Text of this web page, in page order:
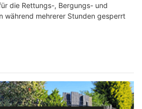
die Rettungs-, Bergungs- und
während mehrerer Stunden gesperrt